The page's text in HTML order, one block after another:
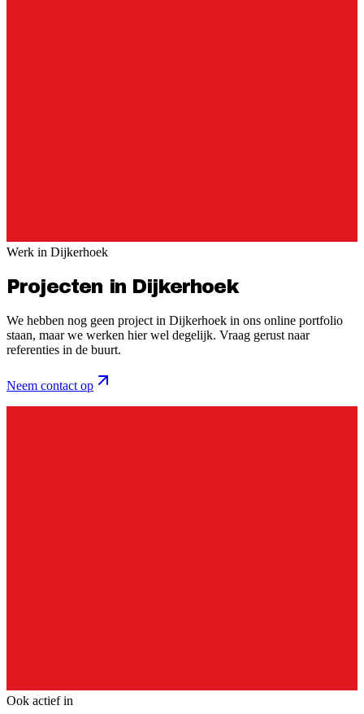
Werk in Dijkerhoek
Projecten in Dijkerhoek
We hebben nog geen project in Dijkerhoek in ons online portfolio
staan, maar we werken hier wel degelijk. Vraag gerust naar
referenties in de buurt.
Neem contact op
Ook actief in